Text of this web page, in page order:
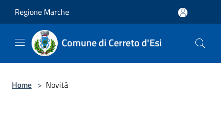
Regione Marche
Comune di Cerreto d'Esi
Home > Novità